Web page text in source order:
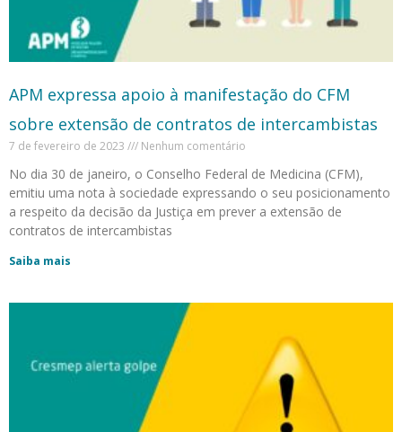
APM expressa apoio à manifestação do CFM
sobre extensão de contratos de intercambistas
7 de fevereiro de 2023 Nenhum comentário
No dia 30 de janeiro, o Conselho Federal de Medicina (CFM),
emitiu uma nota à sociedade expressando o seu posicionamento
a respeito da decisão da Justiça em prever a extensão de
contratos de intercambistas
Saiba mais